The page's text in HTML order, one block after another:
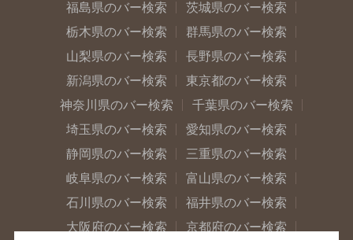
福島県のバー検索
茨城県のバー検索
栃木県のバー検索
群馬県のバー検索
山梨県のバー検索
長野県のバー検索
新潟県のバー検索
東京都のバー検索
神奈川県のバー検索
千葉県のバー検索
埼玉県のバー検索
愛知県のバー検索
静岡県のバー検索
三重県のバー検索
岐阜県のバー検索
富山県のバー検索
石川県のバー検索
福井県のバー検索
大阪府のバー検索
京都府のバー検索